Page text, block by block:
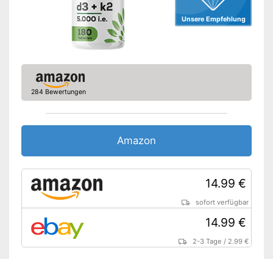
Unsere Empfehlung
284 Bewertungen
Amazon
14.99 €
sofort verfügbar
14.99 €
2-3 Tage / 2.99 €